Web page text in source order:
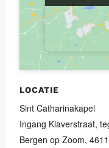
LOCATIE
Sint Catharinakapel
Ingang Klaverstraat,
Bergen op Zoom,